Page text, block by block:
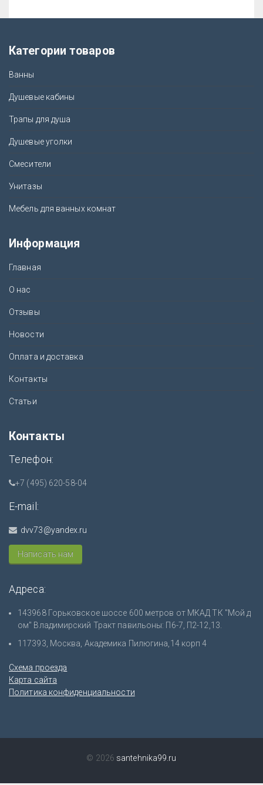
Категории товаров
Ванны
Душевые кабины
Трапы для душа
Душевые уголки
Смесители
Унитазы
Мебель для ванных комнат
Информация
Главная
О нас
Отзывы
Новости
Оплата и доставка
Контакты
Статьи
Контакты
Телефон:
+7 (495) 620-58-04
E-mail:
dvv73@yandex.ru
Написать нам
Адреса:
143968 Горьковское шоссе 600 метров от МКАД ТК "Мой д
ом" Владимирский Тракт павильоны: П6-7, П2-12,13.
117393, Москва, Академика Пилюгина,14 корп 4
Схема проезда
Карта сайта
Политика конфиденциальности
© 2026 santehnika99.ru